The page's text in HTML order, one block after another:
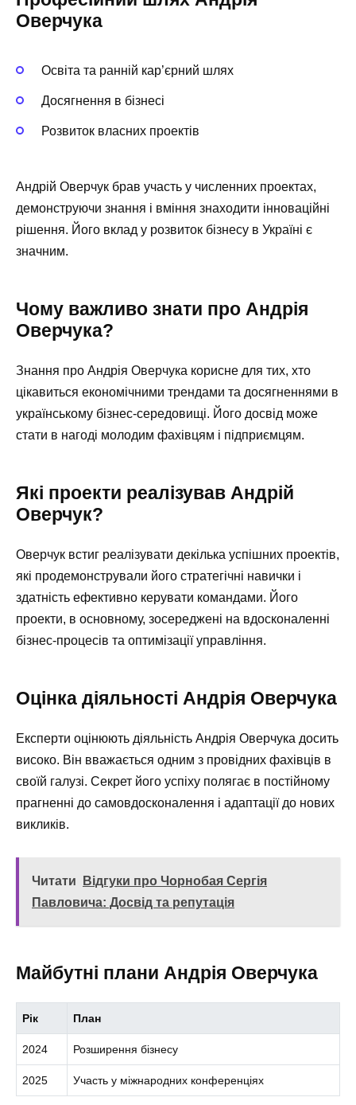
Оверчука
Освіта та ранній кар’єрний шлях
Досягнення в бізнесі
Розвиток власних проектів
Андрій Оверчук брав участь у численних проектах,
демонструючи знання і вміння знаходити інноваційні
рішення. Його вклад у розвиток бізнесу в Україні є
значним.
Чому важливо знати про Андрія
Оверчука?
Знання про Андрія Оверчука корисне для тих, хто
цікавиться економічними трендами та досягненнями в
українському бізнес-середовищі. Його досвід може
стати в нагоді молодим фахівцям і підприємцям.
Які проекти реалізував Андрій
Оверчук?
Оверчук встиг реалізувати декілька успішних проектів,
які продемонстрували його стратегічні навички і
здатність ефективно керувати командами. Його
проекти, в основному, зосереджені на вдосконаленні
бізнес-процесів та оптимізації управління.
Оцінка діяльності Андрія Оверчука
Експерти оцінюють діяльність Андрія Оверчука досить
високо. Він вважається одним з провідних фахівців в
своїй галузі. Секрет його успіху полягає в постійному
прагненні до самовдосконалення і адаптації до нових
викликів.
Читати
Відгуки про Чорнобая Сергія
Павловича: Досвід та репутація
Майбутні плани Андрія Оверчука
Рік План
2024 Розширення бізнесу
2025 Участь у міжнародних конференціях